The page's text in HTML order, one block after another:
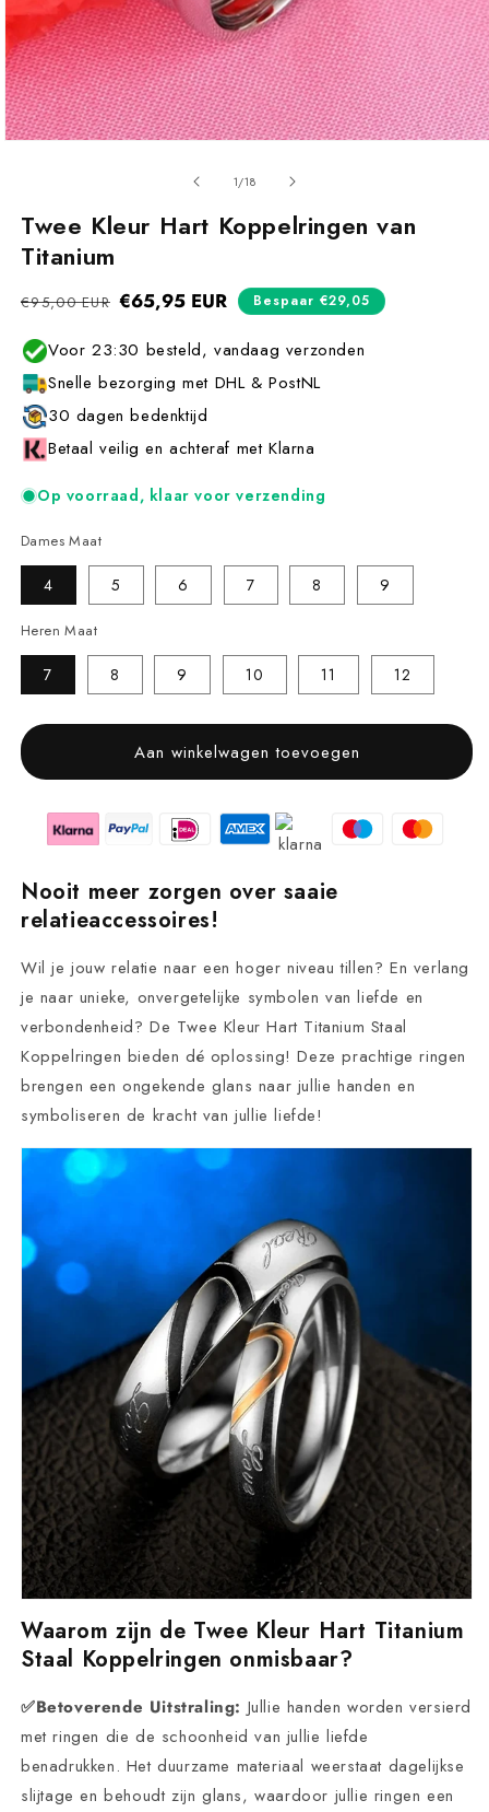
1/van
18
Twee Kleur Hart Koppelringen van
Titanium
Normale
€95,00 EUR Aanbiedingsprijs
€65,95 EUR Bespaar €29,05
Voor 23:30 besteld, vandaag verzonden
Snelle bezorging met DHL & PostNL
30 dagen bedenktijd
Betaal veilig en achteraf met Klarna
Op voorraad, klaar voor verzending
Dames Maat
4 5 6 7 8 9
Heren Maat
7 8 9 10 11 12
Aan winkelwagen toevoegen
Nooit meer zorgen over saaie
relatieaccessoires!
Wil je jouw relatie naar een hoger niveau tillen? En verlang
je naar unieke, onvergetelijke symbolen van liefde en
verbondenheid? De Twee Kleur Hart Titanium Staal
Koppelringen bieden dé oplossing! Deze prachtige ringen
brengen een ongekende glans naar jullie handen en
symboliseren de kracht van jullie liefde!
Waarom zijn de Twee Kleur Hart Titanium
Staal Koppelringen onmisbaar?
✅Betoverende Uitstraling: Jullie handen worden versierd
met ringen die de schoonheid van jullie liefde
benadrukken. Het duurzame materiaal weerstaat dagelijkse
slijtage en behoudt zijn glans, waardoor jullie ringen een